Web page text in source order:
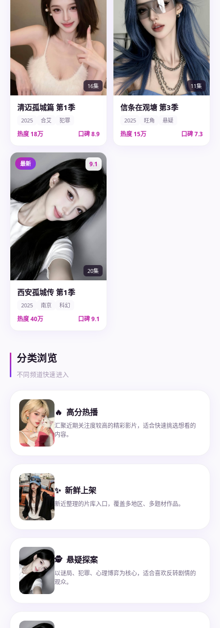
16集
清迈孤城篇 第1季
2025 合艾 犯罪
热度 18万 口碑8.9
11集
信条在观塘 第3季
2025 旺角 悬疑
热度 15万 口碑7.3
最新 9.1
20集
西安孤城传 第1季
2025 南京 科幻
热度40万 口碑9.1
分类浏览
不同频道快速进入
🔥 高分热播
汇聚近期关注度较高的精彩影片，适合快速挑选想看的
内容。
✨ 新鲜上架
新近整理的片库入口，覆盖多地区、多题材作品。
🕵 悬疑探案
以谜局、犯罪、心理博弈为核心，适合喜欢反转剧情的
观众。